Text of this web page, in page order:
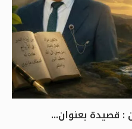
قصيدة بعنوان...